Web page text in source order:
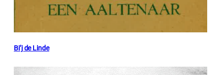
Bi’j de Linde